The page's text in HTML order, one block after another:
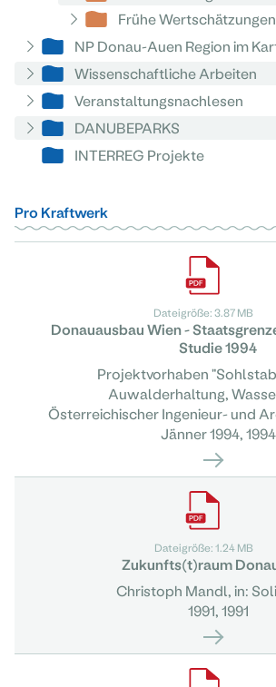
Frühe Wertschätzungen
NP Donau-Auen Region im
Wissenschaftliche Arbeiten
Veranstaltungsnachlesen
DANUBEPARKS
INTERREG Projekte
Pro Kraftwerk
Dateigröße: 3.87 MB
Donauausbau Wien -
Studie 1994
Projektvorhaben
Auwalderhaltung,
Österreichischer Ingenieur- und
Jänner 1994, 1994
Dateigröße: 1.24 MB
Zukunfts(t)raum
Christoph Mandl, in:
1991, 1991